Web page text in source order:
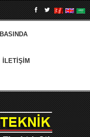
BASINDA
İLETIŞIM